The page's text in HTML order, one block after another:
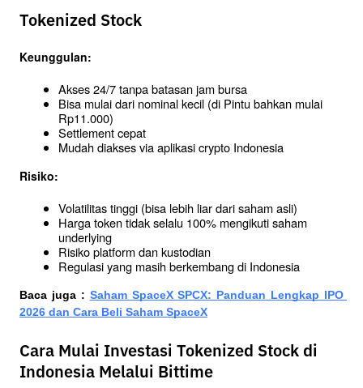
Tokenized Stock
Keunggulan:
Akses 24/7 tanpa batasan jam bursa
Bisa mulai dari nominal kecil (di Pintu bahkan mulai
Rp11.000)
Settlement cepat
Mudah diakses via aplikasi crypto Indonesia
Risiko:
Volatilitas tinggi (bisa lebih liar dari saham asli)
Harga token tidak selalu 100% mengikuti saham
underlying
Risiko platform dan kustodian
Regulasi yang masih berkembang di Indonesia
Baca juga : Saham SpaceX SPCX: Panduan Lengkap IPO
2026 dan Cara Beli Saham SpaceX
Cara Mulai Investasi Tokenized Stock di
Indonesia Melalui Bittime